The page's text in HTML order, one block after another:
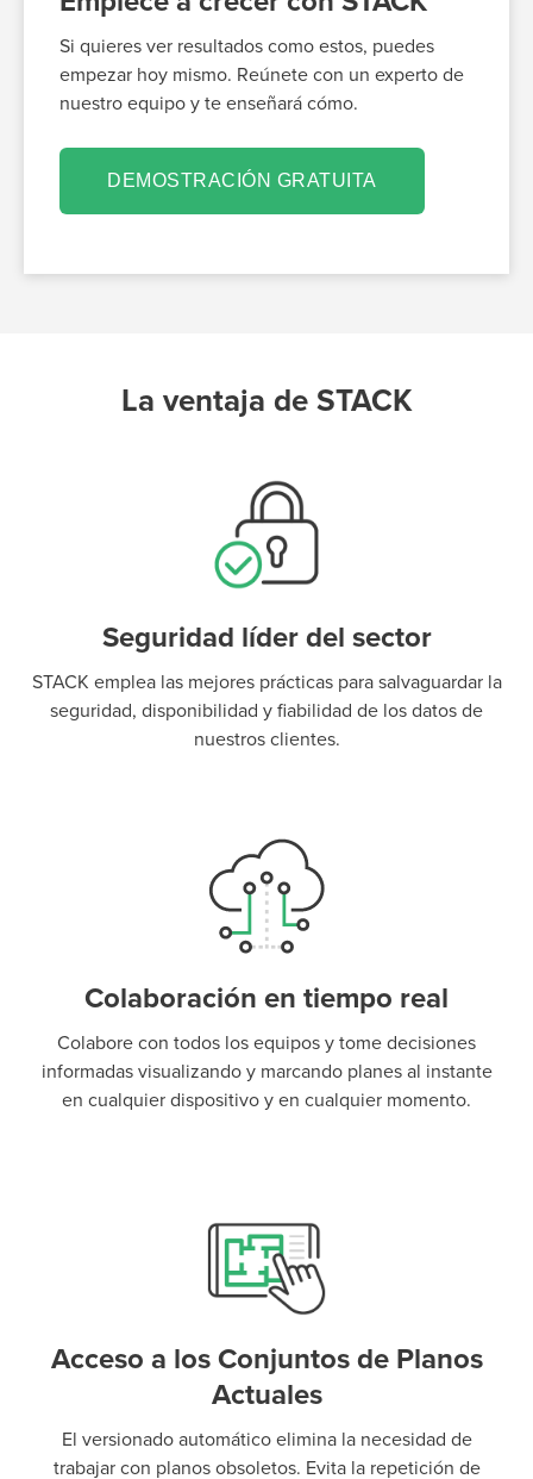
Si quieres ver resultados como estos, puedes
empezar hoy mismo. Reúnete con un experto de
nuestro equipo y te enseñará cómo.
DEMOSTRACIÓN GRATUITA
La ventaja de STACK
Seguridad líder del sector
STACK emplea las mejores prácticas para salvaguardar la
seguridad, disponibilidad y fiabilidad de los datos de
nuestros clientes.
Colaboración en tiempo real
Colabore con todos los equipos y tome decisiones
informadas visualizando y marcando planes al instante
en cualquier dispositivo y en cualquier momento.
Acceso a los Conjuntos de Planos
Actuales
El versionado automático elimina la necesidad de
trabajar con planos obsoletos. Evita la repetición de